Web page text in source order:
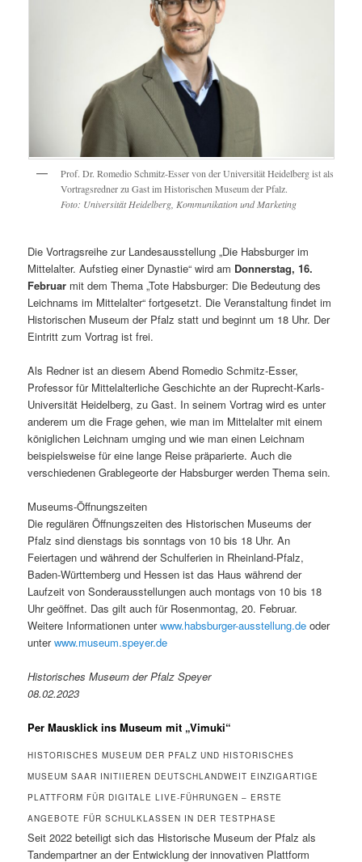
Prof. Dr. Romedio Schmitz-Esser von der Universität Heidelberg ist als
Vortragsredner zu Gast im Historischen Museum der Pfalz.
Foto: Universität Heidelberg, Kommunikation und Marketing
Die Vortragsreihe zur Landesausstellung „Die Habsburger im
Mittelalter. Aufstieg einer Dynastie“ wird am Donnerstag, 16.
Februar mit dem Thema „Tote Habsburger: Die Bedeutung des
Leichnams im Mittelalter“ fortgesetzt. Die Veranstaltung findet im
Historischen Museum der Pfalz statt und beginnt um 18 Uhr. Der
Eintritt zum Vortrag ist frei.
Als Redner ist an diesem Abend Romedio Schmitz-Esser,
Professor für Mittelalterliche Geschichte an der Ruprecht-Karls-
Universität Heidelberg, zu Gast. In seinem Vortrag wird es unter
anderem um die Frage gehen, wie man im Mittelalter mit einem
königlichen Leichnam umging und wie man einen Leichnam
beispielsweise für eine lange Reise präparierte. Auch die
verschiedenen Grablegeorte der Habsburger werden Thema sein.
Museums-Öffnungszeiten
Die regulären Öffnungszeiten des Historischen Museums der
Pfalz sind dienstags bis sonntags von 10 bis 18 Uhr. An
Feiertagen und während der Schulferien in Rheinland-Pfalz,
Baden-Württemberg und Hessen ist das Haus während der
Laufzeit von Sonderausstellungen auch montags von 10 bis 18
Uhr geöffnet. Das gilt auch für Rosenmontag, 20. Februar.
Weitere Informationen unterwww.habsburger-ausstellung.de oder
unterwww.museum.speyer.de
Historisches Museum der Pfalz Speyer
08.02.2023
Per Mausklick ins Museum mit „Vimuki“
HISTORISCHES MUSEUM DER PFALZ UND HISTORISCHES
MUSEUM SAAR INITIIEREN DEUTSCHLANDWEIT EINZIGARTIGE
PLATTFORM FÜR DIGITALE LIVE-FÜHRUNGEN – ERSTE
ANGEBOTE FÜR SCHULKLASSEN IN DER TESTPHASE
Seit 2022 beteiligt sich das Historische Museum der Pfalz als
Tandempartner an der Entwicklung der innovativen Plattform